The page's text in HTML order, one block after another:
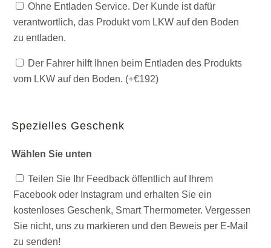
Ohne Entladen Service. Der Kunde ist dafür
verantwortlich, das Produkt vom LKW auf den Boden
zu entladen.
Der Fahrer hilft Ihnen beim Entladen des Produkts
vom LKW auf den Boden. (+€192)
Spezielles Geschenk
Wählen Sie unten
Teilen Sie Ihr Feedback öffentlich auf Ihrem
Facebook oder Instagram und erhalten Sie ein
kostenloses Geschenk, Smart Thermometer. Vergessen
Sie nicht, uns zu markieren und den Beweis per E-Mail
zu senden!